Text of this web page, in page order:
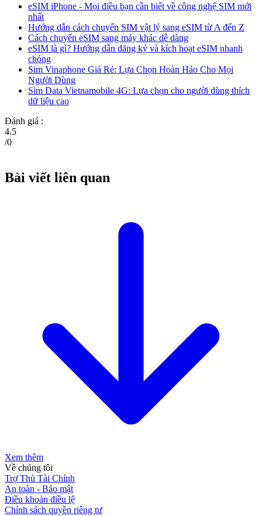
eSIM iPhone - Mọi điều bạn cần biết về công nghệ SIM mới
nhất
Hướng dẫn cách chuyển SIM vật lý sang eSIM từ A đến Z
Cách chuyển eSIM sang máy khác dễ dàng
eSIM là gì? Hướng dẫn đăng ký và kích hoạt eSIM nhanh
chóng
Sim Vinaphone Giá Rẻ: Lựa Chọn Hoàn Hảo Cho Mọi
Người Dùng
Sim Data Vietnamobile 4G: Lựa chọn cho người dùng thích
dữ liệu cao
Đánh giá :
4.5
/0
Bài viết liên quan
Xem thêm
Về chúng tôi
Trợ Thủ Tài Chính
An toàn - Bảo mật
Điều khoản điều lệ
Chính sách quyền riêng tư